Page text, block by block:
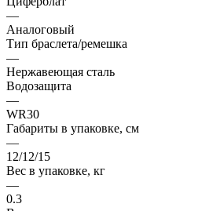
—
Аналоговый
Тип браслета/ремешка
—
Нержавеющая сталь
Водозащита
—
WR30
Габариты в упаковке, см
—
12/12/15
Вес в упаковке, кг
—
0.3